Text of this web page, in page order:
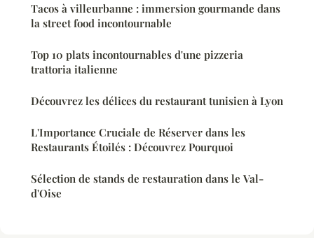
Tacos à villeurbanne : immersion gourmande dans
la street food incontournable
Top 10 plats incontournables d'une pizzeria
trattoria italienne
Découvrez les délices du restaurant tunisien à Lyon
L'Importance Cruciale de Réserver dans les
Restaurants Étoilés : Découvrez Pourquoi
Sélection de stands de restauration dans le Val-
d'Oise